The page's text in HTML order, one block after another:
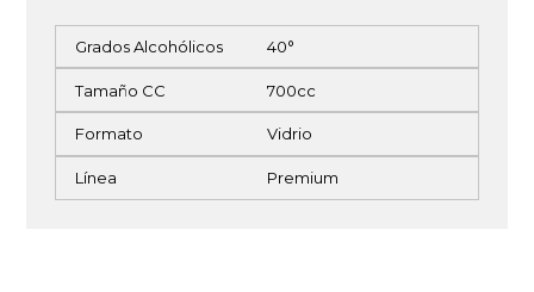
Grados Alcohólicos 40°
Tamaño CC 700cc
Formato Vidrio
Línea Premium